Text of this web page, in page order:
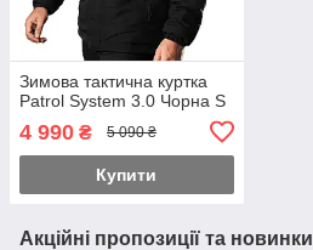
Зимова тактична куртка
Patrol System 3.0 Чорна S
4 990 ₴ 5 090 ₴
Купити
Акційні пропозиції та новинки